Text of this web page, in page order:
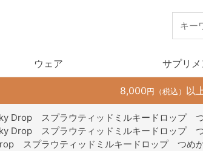
ウェア サプリメ
8,000 円（税込） 以
Drop スプラウティッドミルキードロップ
Drop スプラウティッドミルキードロップ
スプラウティッドミルキードロップ つめ